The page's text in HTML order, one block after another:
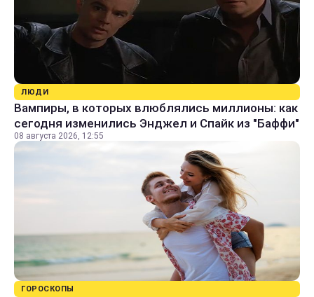
ЛЮДИ
Вампиры, в которых влюблялись миллионы: как
сегодня изменились Энджел и Спайк из "Баффи"
08 августа 2026, 12:55
ГОРОСКОПЫ